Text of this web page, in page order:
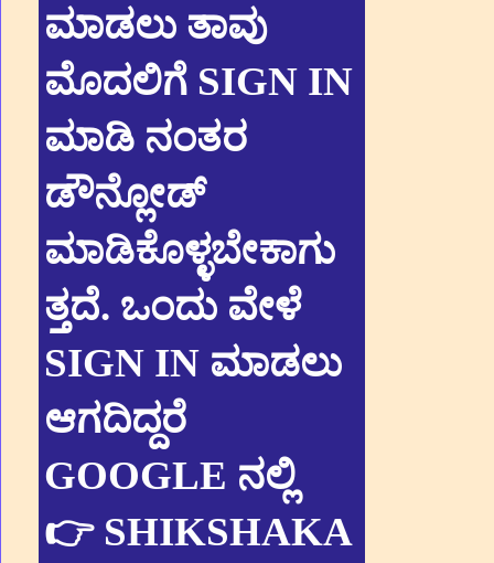
ಮಾಡಲು ತಾವು
ಮೊದಲಿಗೆ SIGN IN
ಮಾಡಿ ನಂತರ
ಡೌನ್ಲೋಡ್
ಮಾಡಿಕೊಳ್ಳಬೇಕಾಗು
ತ್ತದೆ. ಒಂದು ವೇಳೆ
SIGN IN ಮಾಡಲು
ಆಗದಿದ್ದರೆ
GOOGLE ನಲ್ಲಿ
👉 SHIKSHAKA